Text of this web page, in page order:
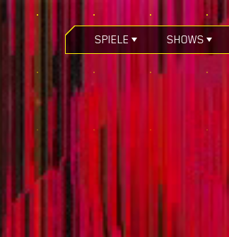
SPIELE SHOWS